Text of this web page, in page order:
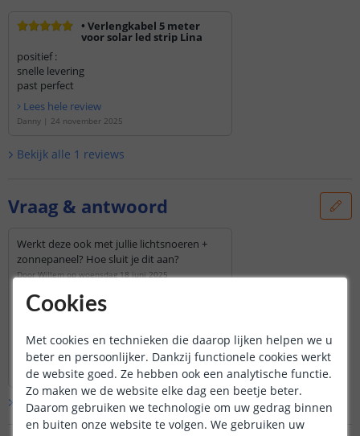
• Verlengkabel 5 meter
voor solar led strip Lina
positief :
snelle levering
past perfect
Lees hele review
Danny | 24 november 2025
Bekijk alle 1 reviews
Vraag & antwoord
Werkt deze ook met jullie lichtsnoeren +
zonnepaneel? Hoe sluit je dit aan?
Door Willem op woensdag 18 juni 2025
Deze verlengkabel werkt echter enkel
voor onze solar Lina ledstrip. De
zonnepaneel en ledstrip aangesloten.
Bekijk heleantwoord
Door Sharona op donderdag 19 juni 2025
Bekijk alle Vraag & antwoord
Cookies
Met cookies en technieken die daarop lijken helpen we u
beter en persoonlijker. Dankzij functionele cookies werkt
de website goed. Ze hebben ook een analytische functie.
Zo maken we de website elke dag een beetje beter.
Daarom gebruiken we technologie om uw gedrag binnen
en buiten onze website te volgen. We gebruiken uw